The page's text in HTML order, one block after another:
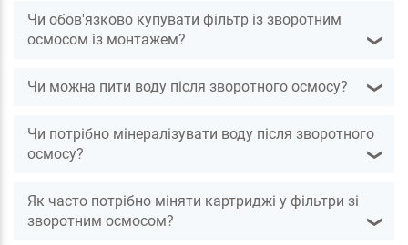
Чи обов'язково купувати фільтр із зворотним
осмосом із монтажем?
❯
Чи можна пити воду після зворотного осмосу? ❯
Чи потрібно мінералізувати воду після зворотного
осмосу?
❯
Як часто потрібно міняти картриджі у фільтри зі
зворотним осмосом?
❯